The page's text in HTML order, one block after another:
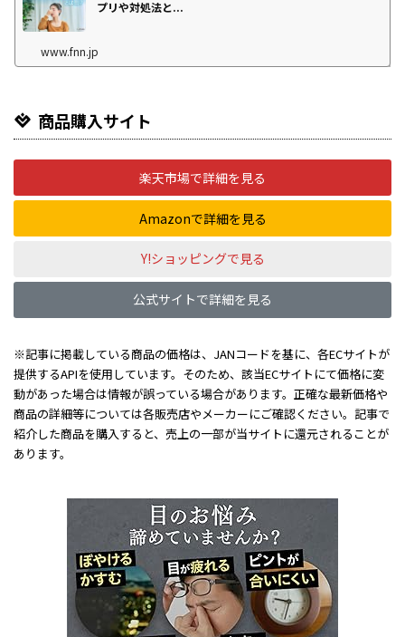
プリや対処法と...
www.fnn.jp
商品購入サイト
楽天市場で詳細を見る
Amazonで詳細を見る
Y!ショッピングで見る
公式サイトで詳細を見る
※記事に掲載している商品の価格は、JANコードを基に、各ECサイトが
提供するAPIを使用しています。そのため、該当ECサイトにて価格に変
動があった場合は情報が誤っている場合があります。正確な最新価格や
商品の詳細等については各販売店やメーカーにご確認ください。記事で
紹介した商品を購入すると、売上の一部が当サイトに還元されることが
あります。